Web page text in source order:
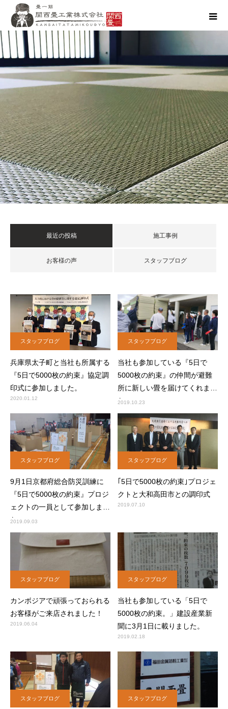
最近の投稿 施工事例
お客様の声 スタッフブログ
スタッフブログ
兵庫県太子町と当社も所属する
『5日で5000枚の約束』協定調
印式に参加しました。
2020.01.12
スタッフブログ
当社も参加している『5日で
5000枚の約束』の仲間が避難
所に新しい畳を届けてくれまし
た。
2019.10.23
スタッフブログ
9月1日京都府総合防災訓練に
『5日で5000枚の約束』プロジ
ェクトの一員として参加しまし
た。
2019.09.03
スタッフブログ
｢5日で5000枚の約束｣プロジェ
クトと大和高田市との調印式
2019.07.10
スタッフブログ
カンボジアで頑張っておられる
お客様がご来店されました！
2019.06.04
スタッフブログ
当社も参加している「5日で
5000枚の約束。」建設産業新
聞に3月1日に載りました。
2019.02.18
スタッフブログ スタッフブログ